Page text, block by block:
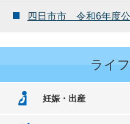
四日市市 令和6年度
ライ
妊娠・出産